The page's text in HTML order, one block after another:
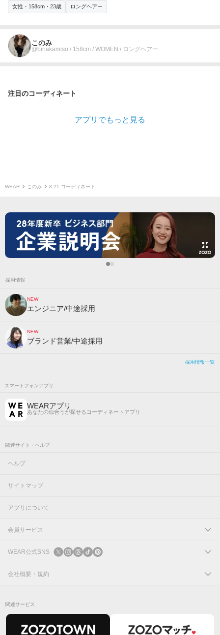
女性・158cm・23歳 ロングヘアー
このみ
@binakamiso / 158cm / WOMEN / ロングヘアー
注目のコーディネート
アプリでもっと見る
WEAR このみ 8.21 コーディネート
採用情報
NEW
エンジニア/中途採用
NEW
ブランド営業/中途採用
採用情報一覧
スマートフォンアプリ
WEARアプリ
あなたの似合うが探せるコーディネートアプリ
関連サイト・ヘルプ
ヘルプ
サイトマップ
アプリについて
会員サービス
ログイン
新規会員登録
WEAR公式SNS
X
会社概要・規約
関連サービス